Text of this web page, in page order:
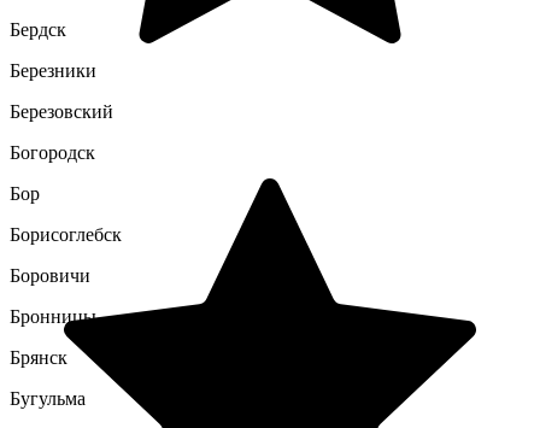
Бердск
Березники
Березовский
Богородск
Бор
Борисоглебск
Боровичи
Бронницы
Брянск
Бугульма